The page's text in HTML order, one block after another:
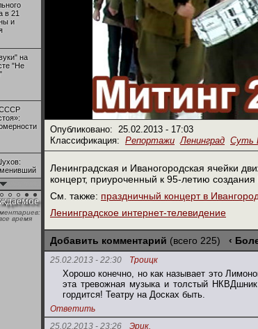
в 21
и
на
"Не
СССР
на
"Не
время
Опубликовано: 25.02.2013 - 17:03
Классификация: Репортажи Ленинград Суть
Ленинградская и Иваногородская ячейки
концерт, приуроченный к 95-летию
См. также: праздничный концерт в
Ленинградское интернет-телевидение
Добавить комментарий (всего 225) ‹
25.02.2013 - 22:30 Троицк
Хорошо конечно, но как называет это
эта тревожная музыка и толстый
гордится! Театру на Досках быть.
Ответить
25.02.2013 - 23:26
Эрик.